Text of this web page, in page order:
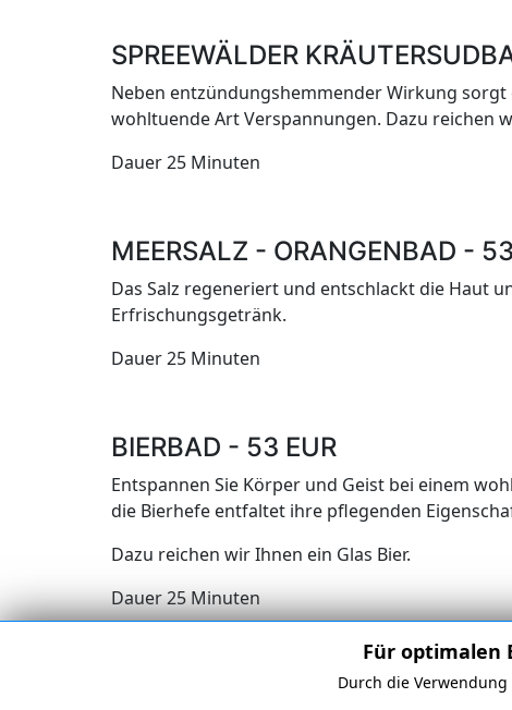
SPREEWÄLDER
Neben entzündungshemmender Wirkung
wohltuende Art Verspannungen. Dazu reichen
Dauer 25 Minuten
MEERSALZ - ORANGENBAD -
Das Salz regeneriert und entschlackt die Haut
Erfrischungsgetränk.
Dauer 25 Minuten
BIERBAD - 53 EUR
Entspannen Sie Körper und Geist bei einem
die Bierhefe entfaltet ihre pflegenden
Dazu reichen wir Ihnen ein Glas Bier.
Dauer 25 Minuten
Für optimalen
Durch die